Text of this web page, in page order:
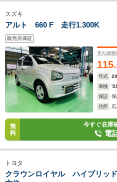
スズキ
アルト 660 F 走行1.300K
販売店保証
支払総額
115.
年式
車検
保証
住所
無
料
今すぐ在庫
電
トヨタ
クラウンロイヤル ハイブリッ